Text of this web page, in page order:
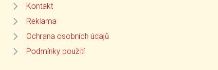
Kontakt
Reklama
Ochrana osobních údajů
Podmínky použití